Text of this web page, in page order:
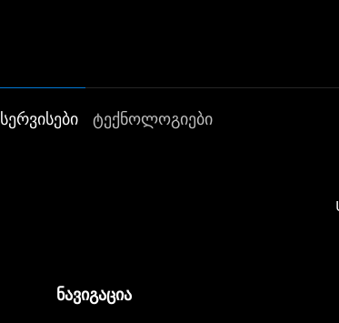
სერვისები ტექნოლოგიები
ნავიგაცია